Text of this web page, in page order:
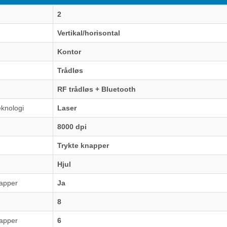
2
Vertikal/horisontal
Kontor
Trådløs
RF trådløs + Bluetooth
Laser
8000 dpi
Trykte knapper
Hjul
Ja
8
6